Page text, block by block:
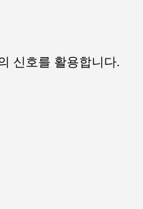
신호를 활용합니다.